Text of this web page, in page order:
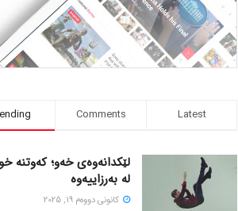
Comments Latest
لێکدانەوەی خەو؛ کەوتنە
لە بەرزاییەوە
كانونی دووه‌م 19, 2025